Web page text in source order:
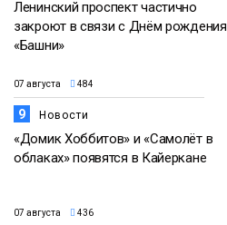
Ленинский проспект частично
закроют в связи с Днём рождения
«Башни»
07 августа 484
9 Новости
«Домик Хоббитов» и «Самолёт в
облаках» появятся в Кайеркане
07 августа 436